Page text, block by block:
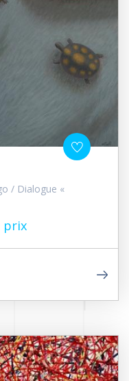
/ Dialogue «
prix